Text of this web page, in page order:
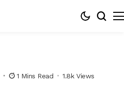
1 Mins Read 1.8k Views